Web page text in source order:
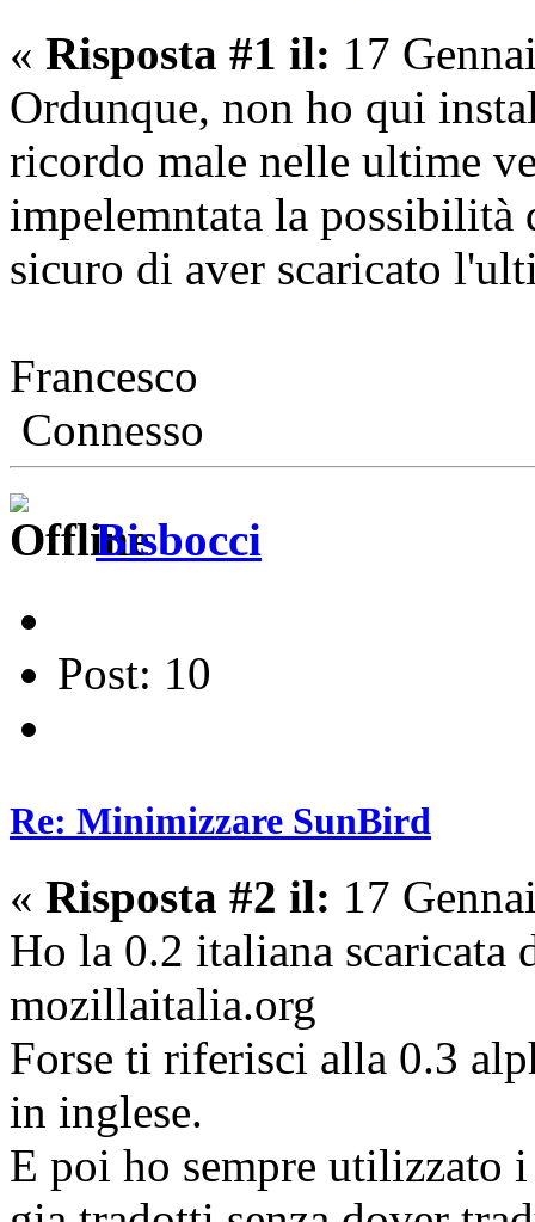
« Risposta #1 il: 17
Ordunque, non ho qui
ricordo male nelle ultime
impelemntata la possibilità
sicuro di aver scaricato
Francesco
Connesso
Bisbocci
Post: 10
Re: Minimizzare SunBird
« Risposta #2 il: 17
Ho la 0.2 italiana scaricata
mozillaitalia.org
Forse ti riferisci alla 0.3
in inglese.
E poi ho sempre